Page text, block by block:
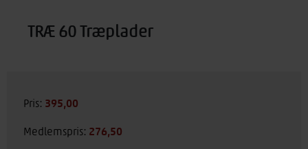
TRÆ 60 Træplader
Pris: 395,00
Medlemspris: 276,50